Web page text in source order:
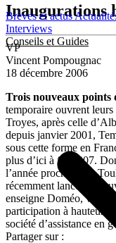
Brèves et actus
Interviews
Conseils et Guides
Inaugurations
VP
Vincent Pompougnac
18 décembre 2006
Trois nouveaux points
temporaire ouvrent
Troyes, après celle
depuis janvier 2001,
sous cette forme en
plus d’ici à fin 2007.
l’année prochaine, à
récemment lancé un
enseigne Doméo, vient
participation à hauteur
société d’assistance en
Partager sur :